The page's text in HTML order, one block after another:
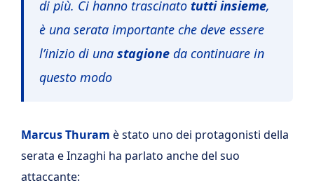
di più. Ci hanno trascinato tutti insieme,
è una serata importante che deve essere
l’inizio di una stagione da continuare in
questo modo
Marcus Thuram è stato uno dei protagonisti della
serata e Inzaghi ha parlato anche del suo
attaccante: